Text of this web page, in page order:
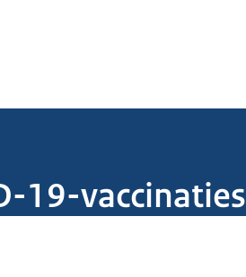
19-vaccinaties